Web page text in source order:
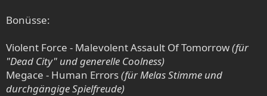
Bonüsse:
Violent Force - Malevolent Assault Of Tomorrow(für
"Dead City" und generelle Coolness)
Megace - Human Errors(für Melas Stimme und
durchgängige Spielfreude)